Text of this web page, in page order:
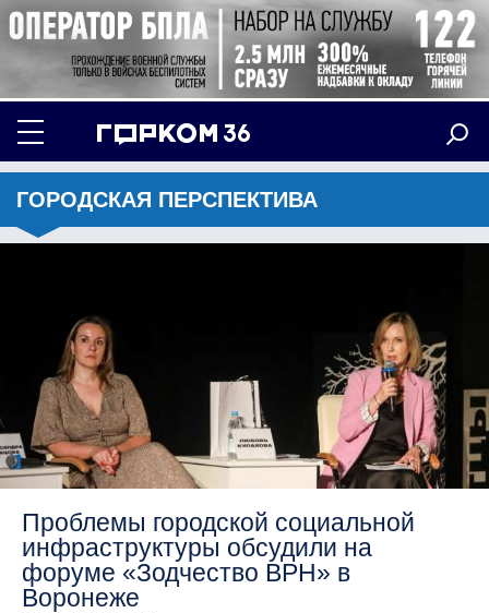
ГОРОДСКАЯ ПЕРСПЕКТИВА
Проблемы городской социальной
инфраструктуры обсудили на
форуме «Зодчество ВРН» в
Воронеже